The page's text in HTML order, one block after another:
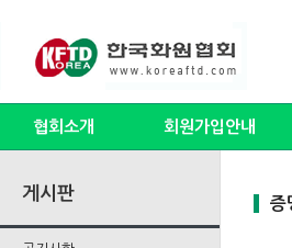
협회소개 회원가입안내
게시판 증